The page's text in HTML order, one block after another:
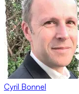
Cyril Bonnel